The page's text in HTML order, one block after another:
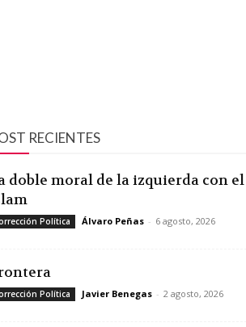
RECIENTES
doble moral de la izquierda con el
Política Álvaro Peñas - 6 agosto, 2026
Política Javier Benegas - 2 agosto, 2026